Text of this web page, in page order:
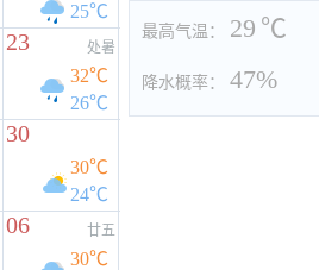
25℃
23 处暑
32℃
26℃
30
30℃
24℃
06 廿五
30℃
最高气温： 29 ℃
降水概率： 47%